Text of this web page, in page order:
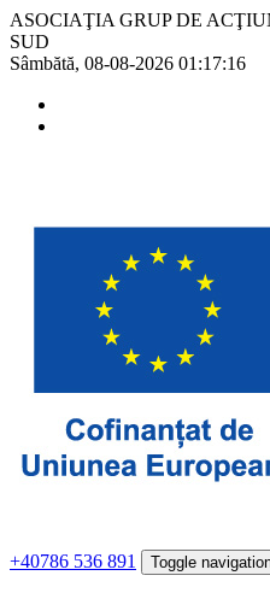
ASOCIAŢIA GRUP DE
SUD
Sâmbătă, 08-08-2026 01:17:16
+40786 536 891 Toggle